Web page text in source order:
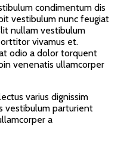
condimentum dis
vestibulum nunc feugiat
nullam vestibulum
vivamus et.
odio a dolor torquent
venenatis ullamcorper
varius dignissim
vestibulum parturient
a